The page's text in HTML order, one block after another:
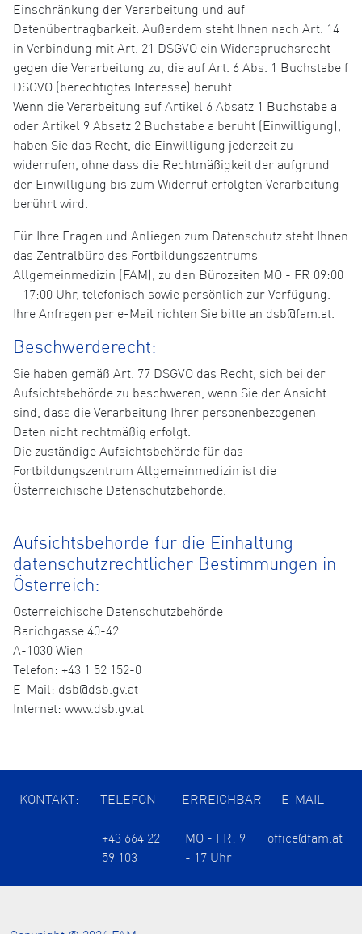
Einschränkung der Verarbeitung und auf
Datenübertragbarkeit. Außerdem steht Ihnen nach Art. 14
in Verbindung mit Art. 21 DSGVO ein Widerspruchsrecht
gegen die Verarbeitung zu, die auf Art. 6 Abs. 1 Buchstabe f
DSGVO (berechtigtes Interesse) beruht.
Wenn die Verarbeitung auf Artikel 6 Absatz 1 Buchstabe a
oder Artikel 9 Absatz 2 Buchstabe a beruht (Einwilligung),
haben Sie das Recht, die Einwilligung jederzeit zu
widerrufen, ohne dass die Rechtmäßigkeit der aufgrund
der Einwilligung bis zum Widerruf erfolgten Verarbeitung
berührt wird.
Für Ihre Fragen und Anliegen zum Datenschutz steht Ihnen
das Zentralbüro des Fortbildungszentrums
Allgemeinmedizin (FAM), zu den Bürozeiten MO - FR 09:00
– 17:00 Uhr, telefonisch sowie persönlich zur Verfügung.
Ihre Anfragen per e-Mail richten Sie bitte an dsb@fam.at.
Beschwerderecht:
Sie haben gemäß Art. 77 DSGVO das Recht, sich bei der
Aufsichtsbehörde zu beschweren, wenn Sie der Ansicht
sind, dass die Verarbeitung Ihrer personenbezogenen
Daten nicht rechtmäßig erfolgt.
Die zuständige Aufsichtsbehörde für das
Fortbildungszentrum Allgemeinmedizin ist die
Österreichische Datenschutzbehörde.
Aufsichtsbehörde für die Einhaltung
datenschutzrechtlicher Bestimmungen in
Österreich:
Österreichische Datenschutzbehörde
Barichgasse 40-42
A-1030 Wien
Telefon: +43 1 52 152-0
E-Mail: dsb@dsb.gv.at
Internet: www.dsb.gv.at
KONTAKT: TELEFON ERREICHBAR E-MAIL
+43 664 22
59 103
MO - FR: 9
- 17 Uhr
office@fam.at